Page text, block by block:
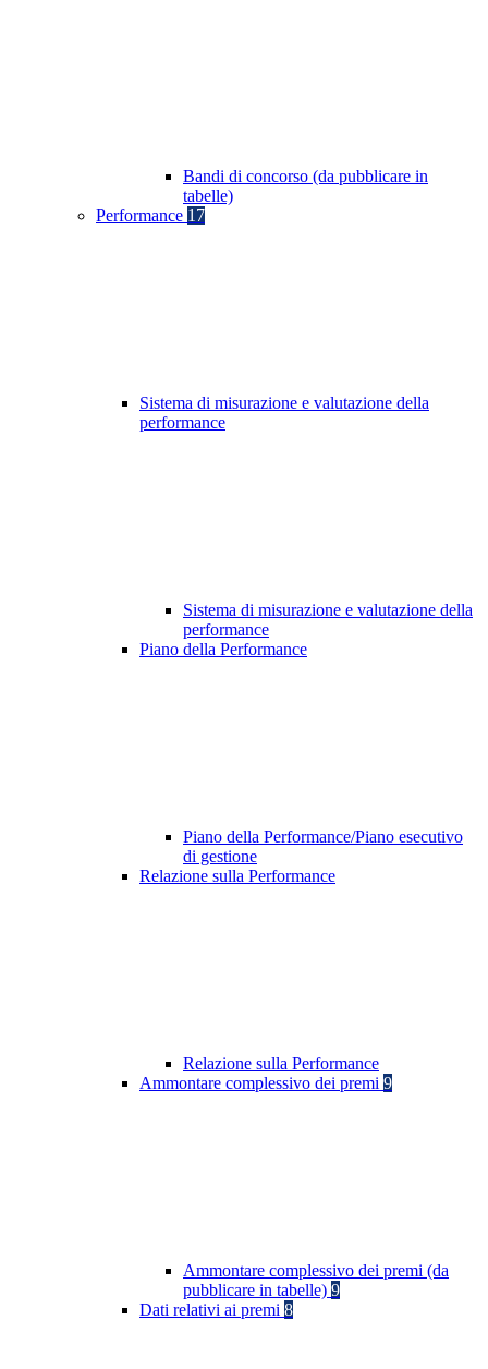
Bandi di concorso (da pubblicare in
tabelle)
Performance 17
Sistema di misurazione e valutazione della
performance
Sistema di misurazione e valutazione della
performance
Piano della Performance
Piano della Performance/Piano esecutivo
di gestione
Relazione sulla Performance
Relazione sulla Performance
Ammontare complessivo dei premi 9
Ammontare complessivo dei premi (da
pubblicare in tabelle) 9
Dati relativi ai premi 8